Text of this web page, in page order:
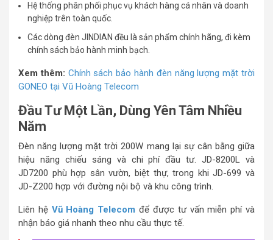
Hệ thống phân phối phục vụ khách hàng cá nhân và doanh
nghiệp trên toàn quốc.
Các dòng đèn JINDIAN đều là sản phẩm chính hãng, đi kèm
chính sách bảo hành minh bạch.
Xem thêm: Chính sách bảo hành đèn năng lượng mặt trời
GONEO tại Vũ Hoàng Telecom
Đầu Tư Một Lần, Dùng Yên Tâm Nhiều
Năm
Đèn năng lượng mặt trời 200W mang lại sự cân bằng giữa
hiệu năng chiếu sáng và chi phí đầu tư. JD-8200L và
JD7200 phù hợp sân vườn, biệt thự, trong khi JD-699 và
JD-Z200 hợp với đường nội bộ và khu công trình.
Liên hệ Vũ Hoàng Telecom để được tư vấn miễn phí và
nhận báo giá nhanh theo nhu cầu thực tế.